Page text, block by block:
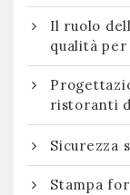
Il ruolo
qualità
ristoranti
Sicurezza
Stampa